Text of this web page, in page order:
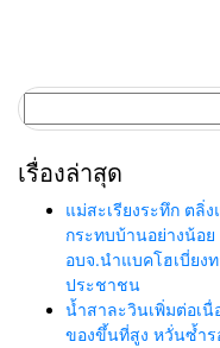
สำหรับ:
เรื่องล่าสุด
แม่สะเรียงระทึก ตลิ่
กระทบบ้านอย่างน้อย
อบจ.นำแบคโฮเบี่ยง
ประชาชน
น้ำสาละวินเพิ่มต่อเ
ของขึ้นที่สูง หวั่นซ้ำร